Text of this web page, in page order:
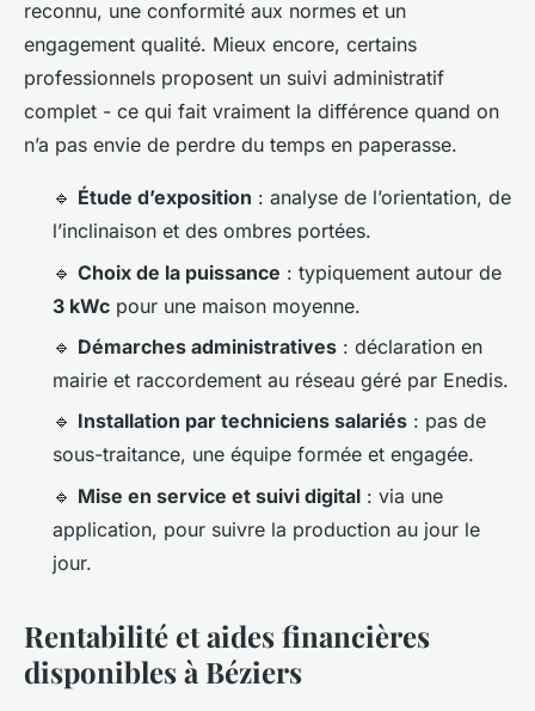
reconnu, une conformité aux normes et un
engagement qualité. Mieux encore, certains
professionnels proposent un suivi administratif
complet - ce qui fait vraiment la différence quand on
n’a pas envie de perdre du temps en paperasse.
🔹 Étude d’exposition : analyse de l’orientation, de
l’inclinaison et des ombres portées.
🔹 Choix de la puissance : typiquement autour de
3 kWc pour une maison moyenne.
🔹 Démarches administratives : déclaration en
mairie et raccordement au réseau géré par Enedis.
🔹 Installation par techniciens salariés : pas de
sous-traitance, une équipe formée et engagée.
🔹 Mise en service et suivi digital : via une
application, pour suivre la production au jour le
jour.
Rentabilité et aides financières
disponibles à Béziers